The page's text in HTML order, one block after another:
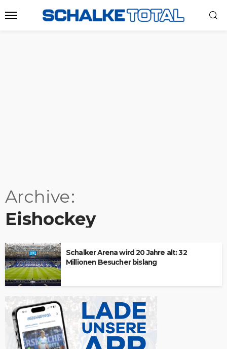
Archive
Eishockey
Schalker Arena wird 20 Jahre alt: 32
Millionen Besucher bislang